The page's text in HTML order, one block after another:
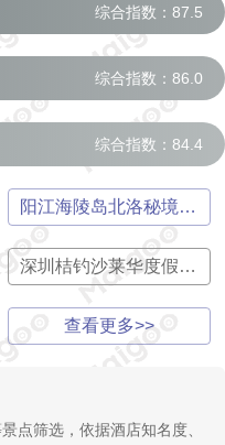
综合指数：87.5
综合指数：86.0
综合指数：84.4
阳江海陵岛北洛秘境度假酒店
深圳桔钓沙莱华度假酒店
查看更多>>
点筛选，依据酒店知名度、